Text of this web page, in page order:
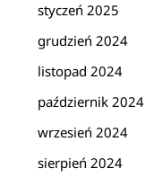
styczeń 2025
grudzień 2024
listopad 2024
październik 2024
wrzesień 2024
sierpień 2024